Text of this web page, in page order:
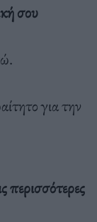
σου
για την
περισσότερες